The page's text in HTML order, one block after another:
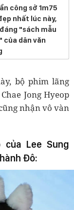
công sở 1m75
nhất lúc này,
"sách mẫu
của dân văn
bộ phim lãng
Jong Hyeop
nhận vô vàn
Lee Sung
Đô: